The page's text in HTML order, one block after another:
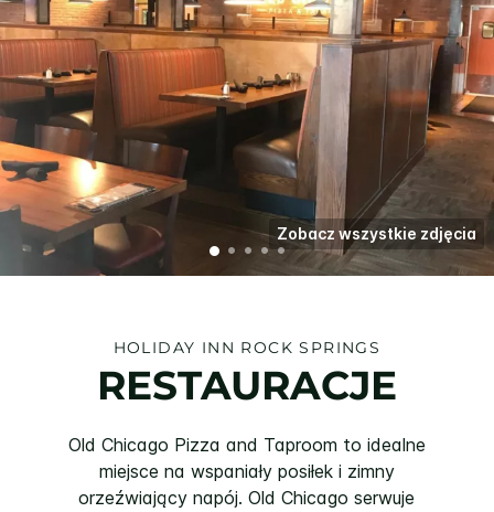
Zobacz wszystkie zdjęcia
HOLIDAY INN ROCK SPRINGS
RESTAURACJE
Old Chicago Pizza and Taproom to idealne
miejsce na wspaniały posiłek i zimny
orzeźwiający napój. Old Chicago serwuje